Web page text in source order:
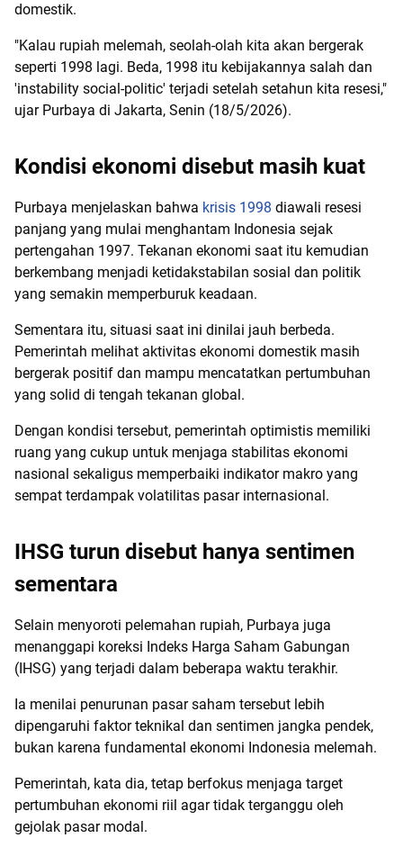
domestik.
"Kalau rupiah melemah, seolah-olah kita akan bergerak
seperti 1998 lagi. Beda, 1998 itu kebijakannya salah dan
'instability social-politic' terjadi setelah setahun kita resesi,"
ujar Purbaya di Jakarta, Senin (18/5/2026).
Kondisi ekonomi disebut masih kuat
Purbaya menjelaskan bahwa krisis 1998 diawali resesi
panjang yang mulai menghantam Indonesia sejak
pertengahan 1997. Tekanan ekonomi saat itu kemudian
berkembang menjadi ketidakstabilan sosial dan politik
yang semakin memperburuk keadaan.
Sementara itu, situasi saat ini dinilai jauh berbeda.
Pemerintah melihat aktivitas ekonomi domestik masih
bergerak positif dan mampu mencatatkan pertumbuhan
yang solid di tengah tekanan global.
Dengan kondisi tersebut, pemerintah optimistis memiliki
ruang yang cukup untuk menjaga stabilitas ekonomi
nasional sekaligus memperbaiki indikator makro yang
sempat terdampak volatilitas pasar internasional.
IHSG turun disebut hanya sentimen
sementara
Selain menyoroti pelemahan rupiah, Purbaya juga
menanggapi koreksi Indeks Harga Saham Gabungan
(IHSG) yang terjadi dalam beberapa waktu terakhir.
Ia menilai penurunan pasar saham tersebut lebih
dipengaruhi faktor teknikal dan sentimen jangka pendek,
bukan karena fundamental ekonomi Indonesia melemah.
Pemerintah, kata dia, tetap berfokus menjaga target
pertumbuhan ekonomi riil agar tidak terganggu oleh
gejolak pasar modal.